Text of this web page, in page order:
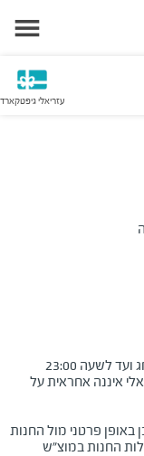
עזריאלי גיפטקארד
לשעה 23:00
איננה אחראית על
פרטני מול החנות
החנות במוצ"ש